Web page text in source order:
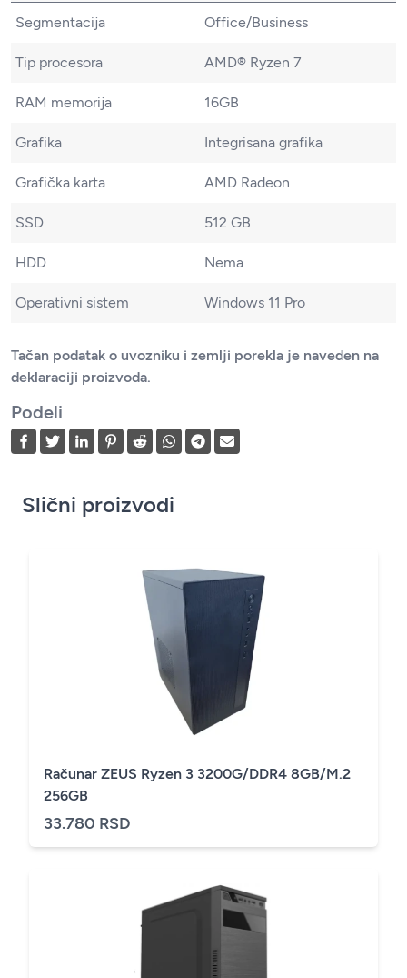
Segmentacija Office/Business
Tip procesora AMD® Ryzen 7
RAM memorija 16GB
Grafika Integrisana grafika
Grafička karta AMD Radeon
SSD 512 GB
HDD Nema
Operativni sistem Windows 11 Pro
Tačan podatak o uvozniku i zemlji porekla je naveden na
deklaraciji proizvoda.
Podeli
Slični proizvodi
Računar ZEUS Ryzen 3 3200G/DDR4 8GB/M.2
256GB
33.780 RSD